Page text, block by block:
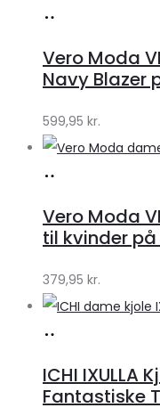
Klædeskabet.dk
Vero Moda
Navy Blazer
599,95 kr.
Klædeskabet.dk
Vero Moda
til kvinder
379,95 kr.
Klædeskabet.dk
ICHI IXULLA
Fantastiske